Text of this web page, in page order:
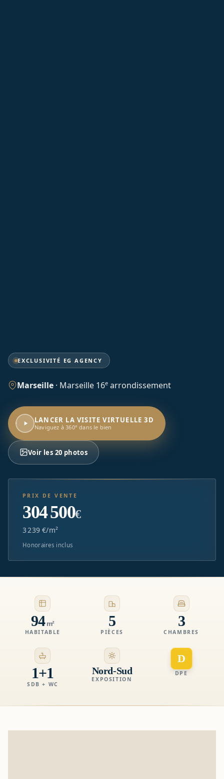
EXCLUSIVITÉ EG AGENCY
Marseille · Marseille 16e arrondissement
LANCER LA VISITE VIRTUELLE 3D
Naviguez à 360° dans le bien
Voir les 20 photos
PRIX DE VENTE
304 500€
3 239 €/m²
Honoraires inclus
94 m²
HABITABLE
5
PIÈCES
3
CHAMBRES
1+1
SDB + WC
Nord-Sud
EXPOSITION
D
DPE